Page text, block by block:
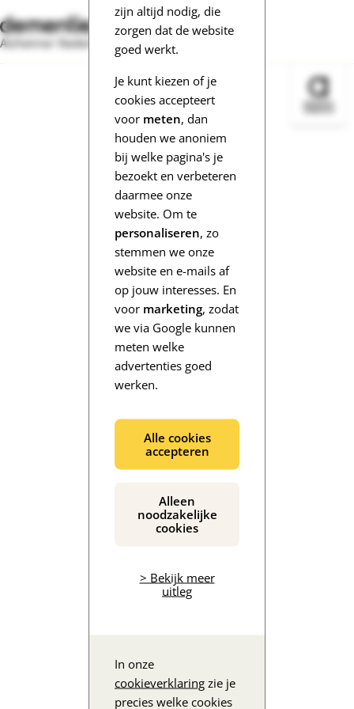
zijn altijd nodig, die
zorgen dat de website
goed werkt.
Je kunt kiezen of je
cookies accepteert
voor meten, dan
houden we anoniem
bij welke pagina's je
bezoekt en verbeteren
daarmee onze
website. Om te
personaliseren, zo
stemmen we onze
website en e-mails af
op jouw interesses. En
voor marketing, zodat
we via Google kunnen
meten welke
advertenties goed
werken.
Alle cookies
accepteren
Alleen
noodzakelijke
cookies
> Bekijk meer
uitleg
In onze
cookieverklaring zie je
precies welke cookies
Alzheimer Nederland
De inhoud wordt geladen...